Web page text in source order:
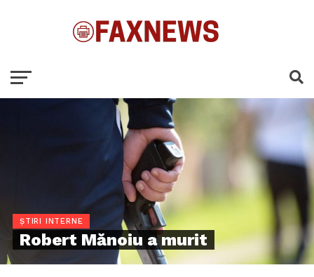
ȘTIRI INTERNE
Robert Mănoiu a murit